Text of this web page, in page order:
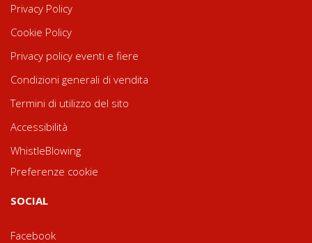
Privacy Policy
Cookie Policy
Privacy policy eventi e fiere
Condizioni generali di vendita
Termini di utilizzo del sito
Accessibilità
WhistleBlowing
Preferenze cookie
SOCIAL
Facebook